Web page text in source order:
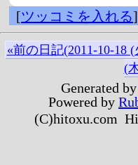
[ツッコミを入れる]
«前の日記(2011-10-18 (
(
Generated by
Powered by